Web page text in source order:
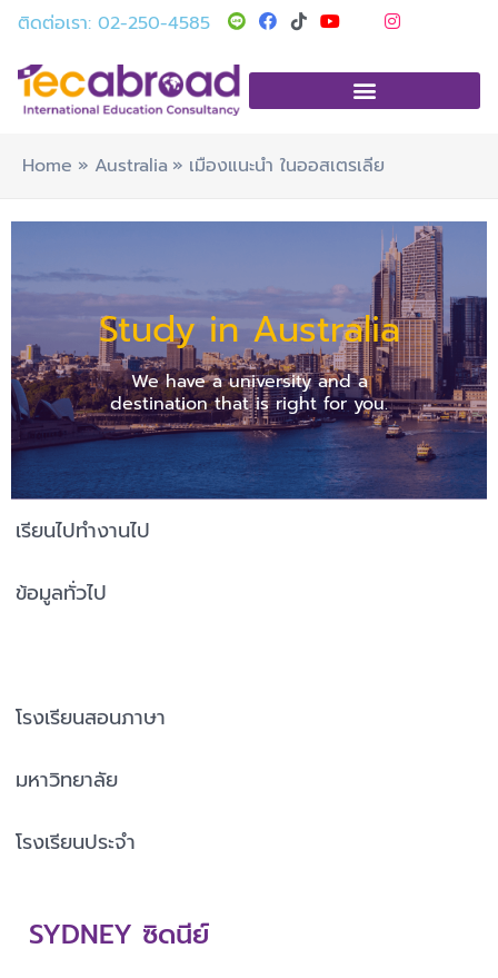
Skip
content
ติดต่อเรา: 02-250-4585 T
i
t
k
Y
o
t
b
I
n
t
g
Home Australia เมืองแนะนำ ในออสเตรเลีย
Study in Australia
We have a university and a
destination that is right for you.
เรียนไปทำงานไป
ข้อมูลทั่วไป
โรงเรียนสอนภาษา
มหาวิทยาลัย
โรงเรียนประจำ
SYDNEY ซิดนีย์